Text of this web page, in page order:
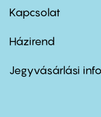
firstKapcsolat
Footer
second
Házirend
Jegyvásárlási